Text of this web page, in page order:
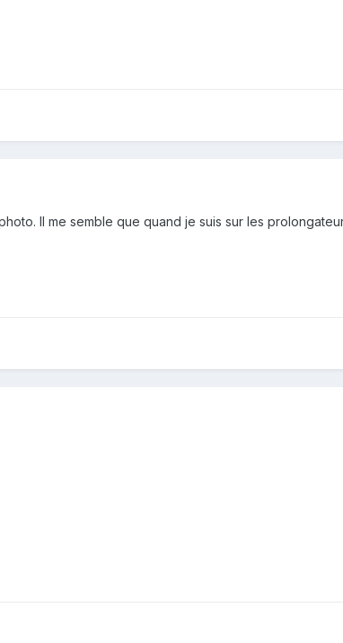
Il me semble que quand je suis sur les